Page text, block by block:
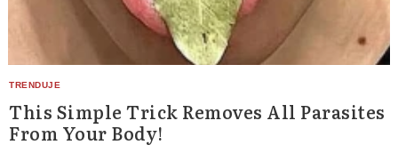
This Simple Trick Removes All Parasites
From Your Body!